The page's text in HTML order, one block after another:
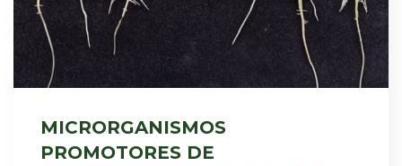
MICRORGANISMOS
PROMOTORES DE